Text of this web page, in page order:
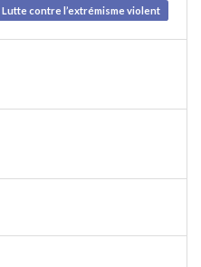
Lutte contre l’extrémisme violent